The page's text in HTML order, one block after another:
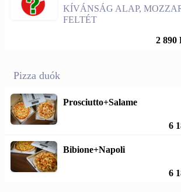
KÍVÁNSÁG ALAP,
FELTÉT
2 890
Pizza duók
Prosciutto+Salame
6
Bibione+Napoli
6